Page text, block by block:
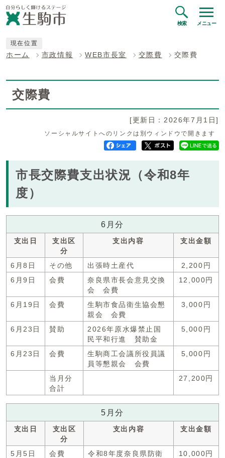
検索 メニュー
現在位置
ホーム 市政情報 WEB市長室 交際費 交際費
交際費
[更新日：2026年7月1日]
ソーシャルサイトへのリンクは別ウィンドウで開きます
市長交際費支出状況（令和8年
度）
6月分
支出日
支出区
分
支出内容 支出金額
6月8日 その他 出張時土産代
2,200円
6月9日
会費
奈良県市長会意見交換
会 会費
12,000円
6月19日 会費
生駒市食品衛生協会懇
親会 会費
3,000円
6月23日 賛助
2026年原水爆禁止国
民平和行進 賛助金
5,000円
6月23日 会費
生駒商工会議所役員議
員等懇親会 会費
5,000円
当月分
合計
27,200円
5月分
支出日
支出区
分
支出内容 支出金額
5月5日 会費
令和8年度奈良県防衛
10,000円